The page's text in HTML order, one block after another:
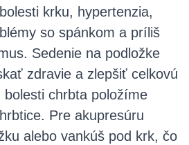
krku, hypertenzia,
so spánkom a príliš
Sedenie na podložke
zdravie a zlepšiť celkovú
bolesti chrbta položíme
Pre akupresúru
alebo vankúš pod krk, čo